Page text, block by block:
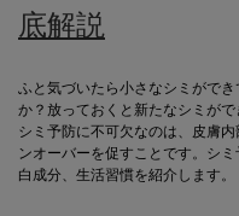
底解説
ふと気づいたら小さなシミがで
か？放っておくと新たなシミが
シミ予防に不可欠なのは、皮膚
ンオーバーを促すことです。シ
白成分、生活習慣を紹介します。